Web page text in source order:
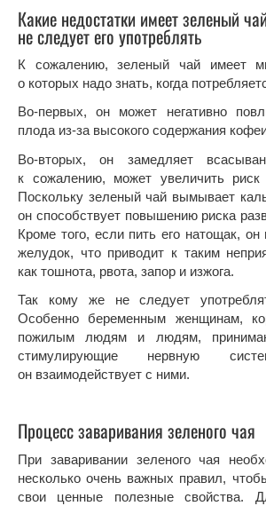
Какие недостатки имеет зеленый
не следует его употреблять
К сожалению, зеленый чай имеет
о которых надо знать, когда
Во-первых, он может негативно
плода из-за высокого содержания
Во-вторых, он замедляет
к сожалению, может увеличить риск
Поскольку зеленый чай вымывает
он способствует повышению риска
Кроме того, если пить его натощак,
желудок, что приводит к таким
как тошнота, рвота, запор и изжога.
Так кому же не следует
Особенно беременным женщинам,
пожилым людям и людям,
стимулирующие нервную
он взаимодействует с ними.
Процесс заваривания зеленого чая
При заваривании зеленого чая
несколько очень важных правил,
свои ценные полезные свойства.